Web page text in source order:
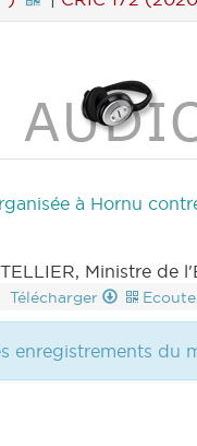
à Hornu
Ministre de
Télécharger
enregistrements du